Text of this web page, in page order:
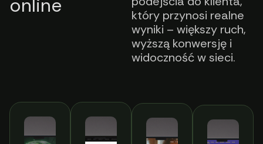
online
który przynosi realne
wyniki – większy ruch,
wyższą konwersję i
widoczność w sieci.